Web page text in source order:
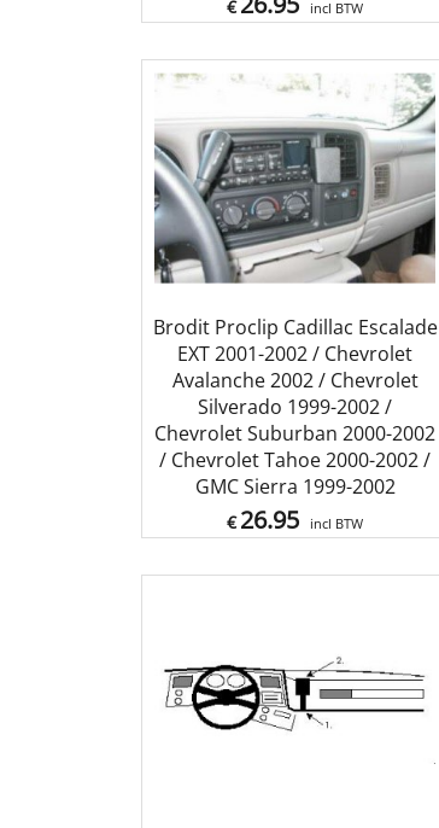
€ incl BTW
Brodit Proclip Cadillac Escalade
EXT 2001-2002 / Chevrolet
Avalanche 2002 / Chevrolet
Silverado 1999-2002 /
Chevrolet Suburban 2000-2002
/ Chevrolet Tahoe 2000-2002 /
GMC Sierra 1999-2002
€ 26.95 incl BTW